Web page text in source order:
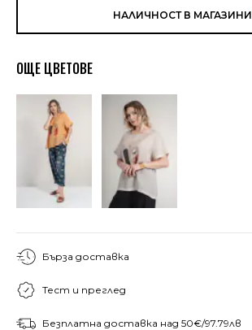
НАЛИЧНОСТ В МАГАЗИНИ
ОЩЕ ЦВЕТОВЕ
Бърза доставка
Тест и преглед
Безплатна доставка над 50€/97.79лв